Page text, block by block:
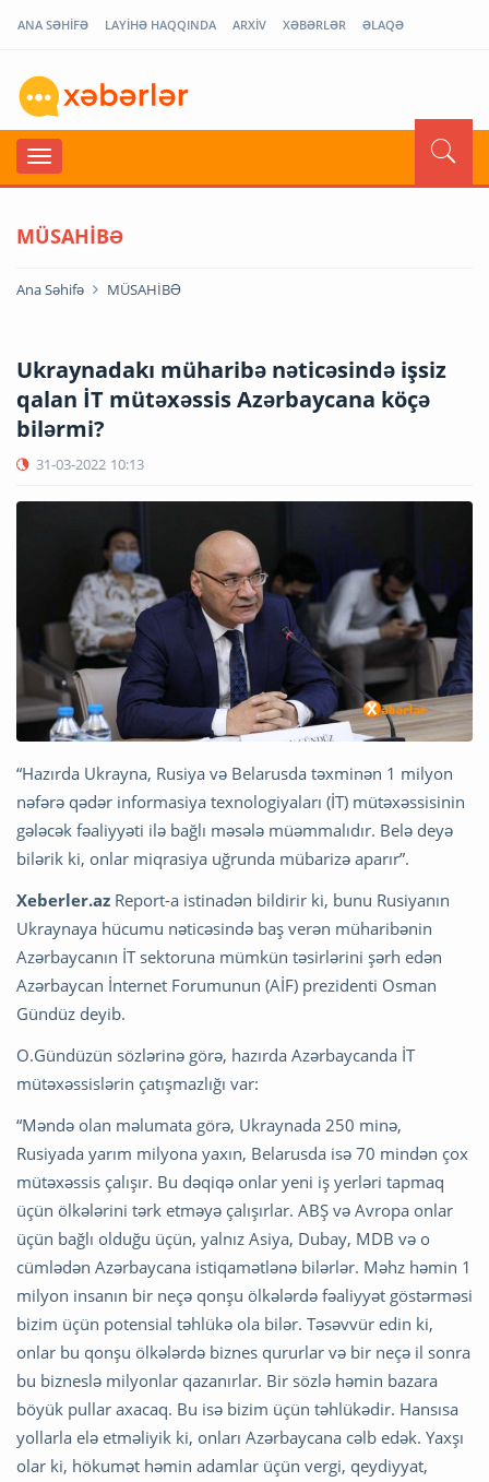
ANA SƏHİFƏ LAYİHƏ HAQQINDA ARXİV XƏBƏRLƏR ƏLAQƏ
MÜSAHİBƏ
Ana Səhifə MÜSAHİBƏ
Ukraynadakı müharibə nəticəsində işsiz
qalan İT mütəxəssis Azərbaycana köçə
bilərmi?
31-03-2022 10:13
“Hazırda Ukrayna, Rusiya və Belarusda təxminən 1 milyon
nəfərə qədər informasiya texnologiyaları (İT) mütəxəssisinin
gələcək fəaliyyəti ilə bağlı məsələ müəmmalıdır. Belə deyə
bilərik ki, onlar miqrasiya uğrunda mübarizə aparır”.
Xeberler.az Report-a istinadən bildirir ki, bunu Rusiyanın
Ukraynaya hücumu nəticəsində baş verən müharibənin
Azərbaycanın İT sektoruna mümkün təsirlərini şərh edən
Azərbaycan İnternet Forumunun (AİF) prezidenti Osman
Gündüz deyib.
O.Gündüzün sözlərinə görə, hazırda Azərbaycanda İT
mütəxəssislərin çatışmazlığı var:
“Məndə olan məlumata görə, Ukraynada 250 minə,
Rusiyada yarım milyona yaxın, Belarusda isə 70 mindən çox
mütəxəssis çalışır. Bu dəqiqə onlar yeni iş yerləri tapmaq
üçün ölkələrini tərk etməyə çalışırlar. ABŞ və Avropa onlar
üçün bağlı olduğu üçün, yalnız Asiya, Dubay, MDB və o
cümlədən Azərbaycana istiqamətlənə bilərlər. Məhz həmin 1
milyon insanın bir neçə qonşu ölkələrdə fəaliyyət göstərməsi
bizim üçün potensial təhlükə ola bilər. Təsəvvür edin ki,
onlar bu qonşu ölkələrdə biznes qururlar və bir neçə il sonra
bu bizneslə milyonlar qazanırlar. Bir sözlə həmin bazara
böyük pullar axacaq. Bu isə bizim üçün təhlükədir. Hansısa
yollarla elə etməliyik ki, onları Azərbaycana cəlb edək. Yaxşı
olar ki, hökumət həmin adamlar üçün vergi, qeydiyyat,